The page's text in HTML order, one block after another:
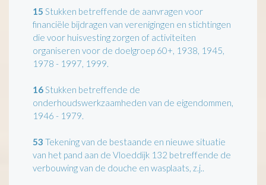
15 Stukken betreffende de aanvragen voor
financiële bijdragen van verenigingen en stichtingen
die voor huisvesting zorgen of activiteiten
organiseren voor de doelgroep 60+, 1938, 1945,
1978 - 1997, 1999.
16 Stukken betreffende de
onderhoudswerkzaamheden van de eigendommen,
1946 - 1979.
53 Tekening van de bestaande en nieuwe situatie
van het pand aan de Vloeddijk 132 betreffende de
verbouwing van de douche en wasplaats, z.j..